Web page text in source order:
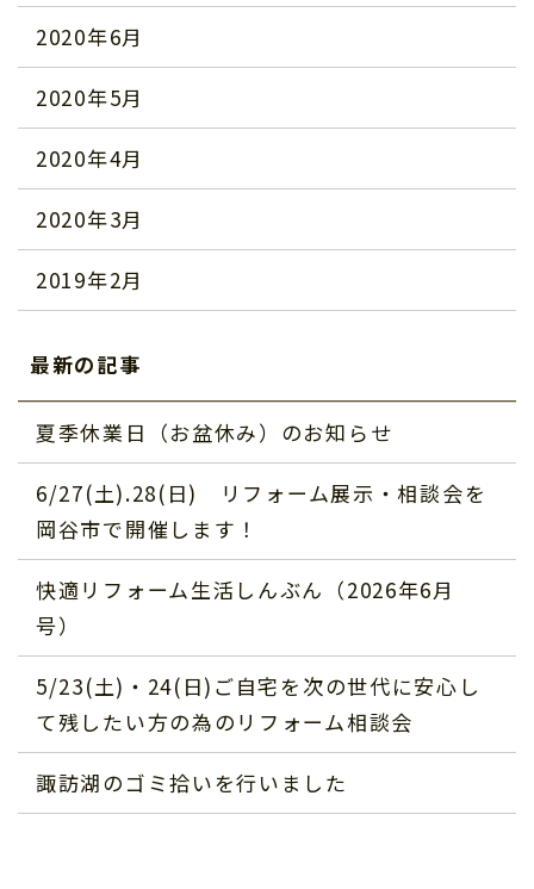
2020年6月
2020年5月
2020年4月
2020年3月
2019年2月
最新の記事
夏季休業日（お盆休み）のお知らせ
6/27(土).28(日) リフォーム展示・相談会を
岡谷市で開催します！
快適リフォーム生活しんぶん（2026年6月
号）
5/23(土)・24(日)ご自宅を次の世代に安心し
て残したい方の為のリフォーム相談会
諏訪湖のゴミ拾いを行いました